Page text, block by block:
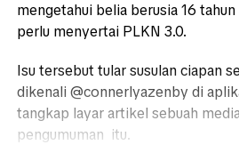
mengetahui belia berusia 16
perlu menyertai PLKN 3.0.
Isu tersebut tular susulan ciapan
dikenali @connerlyazenby di
tangkap layar artikel sebuah
pengumuman itu.